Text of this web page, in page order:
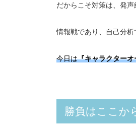
だからこそ対策は、発声
情報戦であり、自己分析
今日は『キャラクター
勝負はここか